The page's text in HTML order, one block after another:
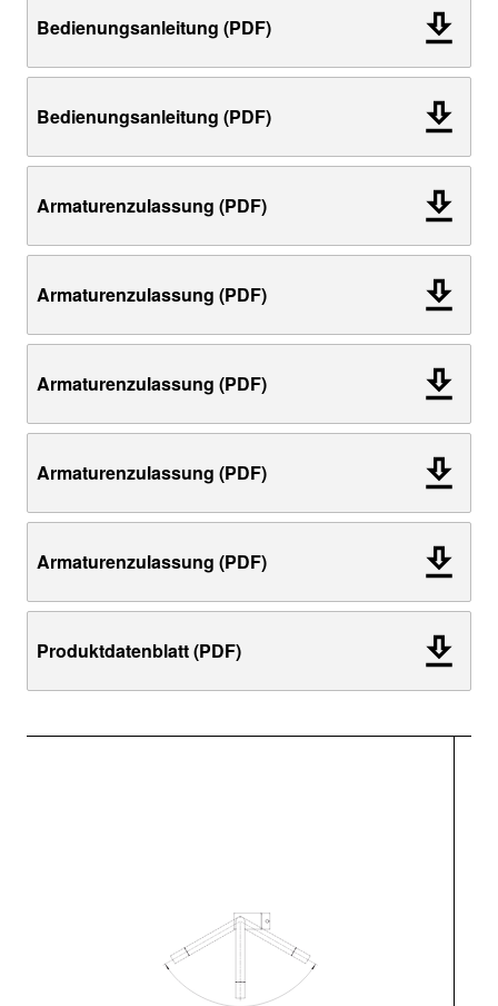
Bedienungsanleitung (PDF)
Bedienungsanleitung (PDF)
Armaturenzulassung (PDF)
Armaturenzulassung (PDF)
Armaturenzulassung (PDF)
Armaturenzulassung (PDF)
Armaturenzulassung (PDF)
Produktdatenblatt (PDF)